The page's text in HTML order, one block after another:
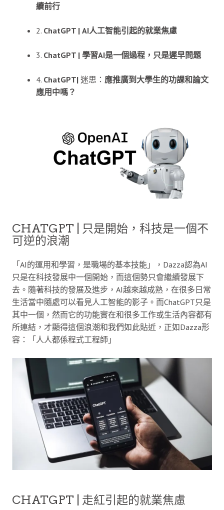
續前行
2. ChatGPT | AI人工智能引起的就業焦慮
3. ChatGPT | 學習AI是一個過程，只是遲早問題
4. ChatGPT|迷思： 應推廣到大學生的功課和論文
應用中嗎？
CHATGPT | 只是開始，科技是一個不
可逆的浪潮
「AI的運用和學習，是職場的基本技能」，Dazza認為AI
只是在科技發展中一個開始，而這個勢只會繼續發展下
去。隨著科技的發展及進步，AI越來越成熟，在很多日常
生活當中隨處可以看見人工智能的影子。而ChatGPT只是
其中一個，然而它的功能實在和很多工作或生活內容都有
所連結，才顯得這個浪潮和我們如此貼近，正如Dazza形
容：「人人都係程式工程師」
CHATGPT | 走紅引起的就業焦慮